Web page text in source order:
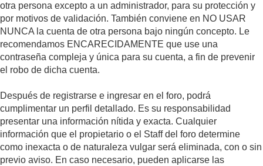
otra persona excepto a un administrador, para su protección y
por motivos de validación. También conviene en NO USAR
NUNCA la cuenta de otra persona bajo ningún concepto. Le
recomendamos ENCARECIDAMENTE que use una
contraseña compleja y única para su cuenta, a fin de prevenir
el robo de dicha cuenta.
Después de registrarse e ingresar en el foro, podrá
cumplimentar un perfil detallado. Es su responsabilidad
presentar una información nítida y exacta. Cualquier
información que el propietario o el Staff del foro determine
como inexacta o de naturaleza vulgar será eliminada, con o sin
previo aviso. En caso necesario, pueden aplicarse las